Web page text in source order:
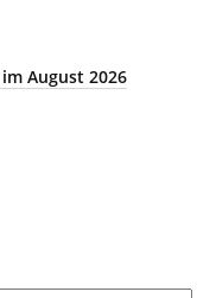
August 2026